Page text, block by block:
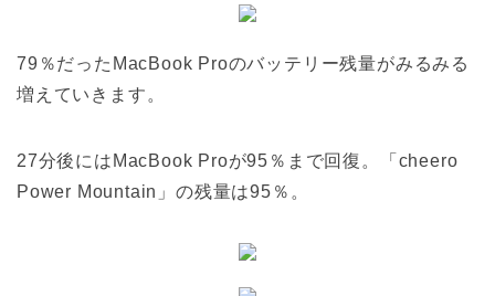
79％だったMacBook Proのバッテリー残量がみるみる
増えていきます。
27分後にはMacBook Proが95％まで回復。「cheero
Power Mountain」の残量は95％。